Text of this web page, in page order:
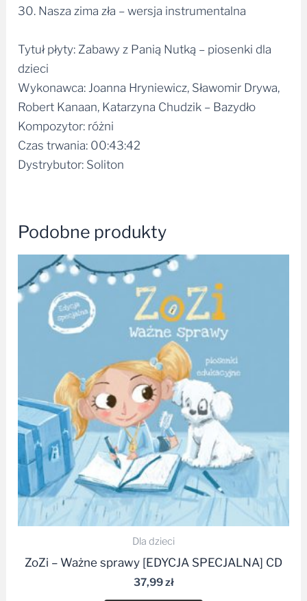
30. Nasza zima zła – wersja instrumentalna
Tytuł płyty: Zabawy z Panią Nutką – piosenki dla
dzieci
Wykonawca: Joanna Hryniewicz, Sławomir Drywa,
Robert Kanaan, Katarzyna Chudzik – Bazydło
Kompozytor: różni
Czas trwania: 00:43:42
Dystrybutor: Soliton
Podobne produkty
Dla dzieci
ZoZi – Ważne sprawy [EDYCJA SPECJALNA] CD
37,99zł